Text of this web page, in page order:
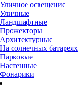
Уличное освещение
Уличные
Ландшафтные
Прожекторы
Архитектурные
На солнечных батареях
Парковые
Настенные
Фонарики